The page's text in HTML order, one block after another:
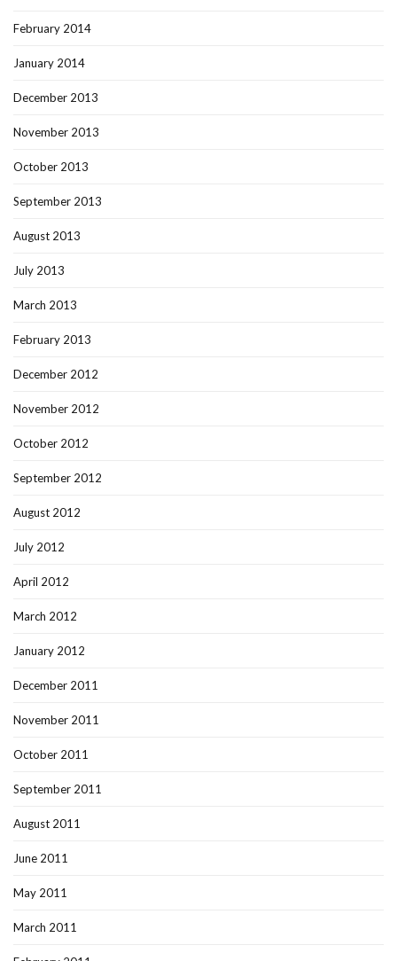
February 2014
January 2014
December 2013
November 2013
October 2013
September 2013
August 2013
July 2013
March 2013
February 2013
December 2012
November 2012
October 2012
September 2012
August 2012
July 2012
April 2012
March 2012
January 2012
December 2011
November 2011
October 2011
September 2011
August 2011
June 2011
May 2011
March 2011